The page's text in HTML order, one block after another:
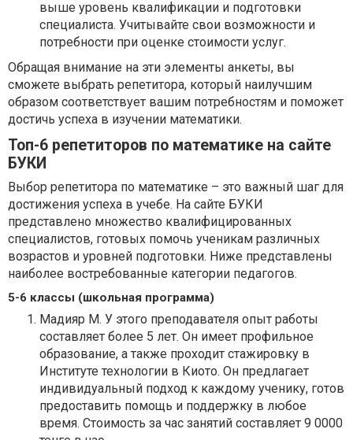
выше уровень квалификации и подготовки
специалиста. Учитывайте свои возможности и
потребности при оценке стоимости услуг.
Обращая внимание на эти элементы анкеты, вы
сможете выбрать репетитора, который наилучшим
образом соответствует вашим потребностям и поможет
достичь успеха в изучении математики.
Топ-6 репетиторов по математике на сайте
БУКИ
Выбор репетитора по математике – это важный шаг для
достижения успеха в учебе. На сайте БУКИ
представлено множество квалифицированных
специалистов, готовых помочь ученикам различных
возрастов и уровней подготовки. Ниже представлены
наиболее востребованные категории педагогов.
5-6 классы (школьная программа)
Мадияр М. У этого преподавателя опыт работы
составляет более 5 лет. Он имеет профильное
образование, а также проходит стажировку в
Институте технологии в Киото. Он предлагает
индивидуальный подход к каждому ученику, готов
предоставить помощь и поддержку в любое
время. Стоимость за час занятий составляет 9 0000